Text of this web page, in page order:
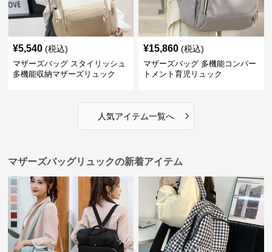
¥5,540 (税込)
マザーズバッグ スタイリッシュ
多機能収納マザーズリュック
¥15,860 (税込)
マザーズバッグ 多機能コンパー
トメント育児リュック
人気アイテム一覧へ ›
マザーズバッグリュックの新着アイテム